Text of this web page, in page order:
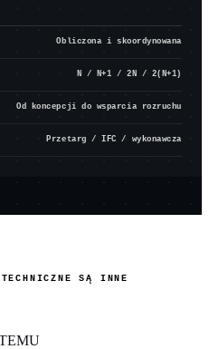
Obliczona i skoordynowana
N / N+1 / 2N / 2(N+1)
Od koncepcji do wsparcia rozruchu
Przetarg / IFC / wykonawcza
TECHNICZNE SĄ INNE